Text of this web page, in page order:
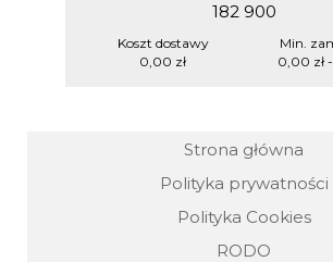
182 900
Koszt dostawy
0,00 zł
Min.
0,00 zł
Strona główna
Polityka prywatności
Polityka Cookies
RODO